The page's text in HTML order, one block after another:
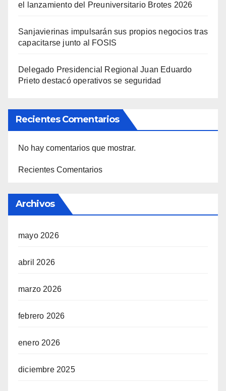
el lanzamiento del Preuniversitario Brotes 2026
Sanjavierinas impulsarán sus propios negocios tras
capacitarse junto al FOSIS
Delegado Presidencial Regional Juan Eduardo
Prieto destacó operativos se seguridad
Recientes Comentarios
No hay comentarios que mostrar.
Recientes Comentarios
Archivos
mayo 2026
abril 2026
marzo 2026
febrero 2026
enero 2026
diciembre 2025